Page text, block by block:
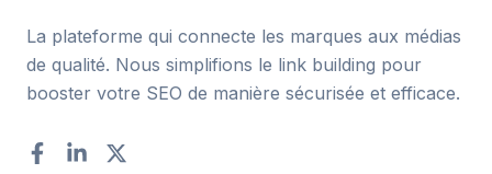
La plateforme qui connecte les marques aux médias
de qualité. Nous simplifions le link building pour
booster votre SEO de manière sécurisée et efficace.
Facebook
LinkedInTwitter